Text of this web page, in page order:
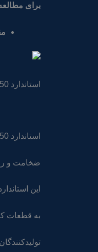
برای
استاندارد EN 12150 و تولید شیشه سکوریت
استاندارد EN 12150 به شیشه سکوریت و فرآیند حرارتی آن مربوط می‌شود و مقاومت مکانیکی،
ضخامت و
این
به قطعات